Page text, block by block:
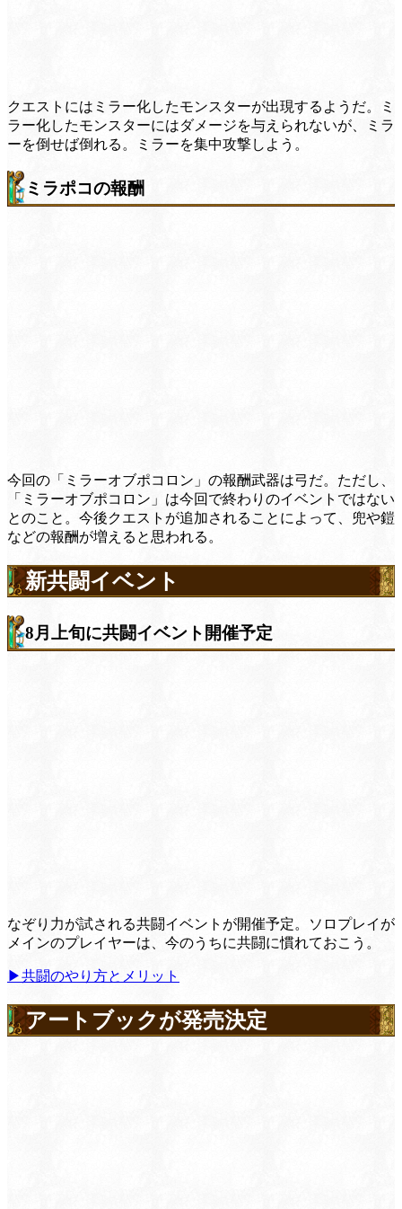
クエストにはミラー化したモンスターが出現するようだ。ミ
ラー化したモンスターにはダメージを与えられないが、ミラ
ーを倒せば倒れる。ミラーを集中攻撃しよう。
ミラポコの報酬
今回の「ミラーオブポコロン」の報酬武器は弓だ。ただし、
「ミラーオブポコロン」は今回で終わりのイベントではない
とのこと。今後クエストが追加されることによって、兜や鎧
などの報酬が増えると思われる。
新共闘イベント
8月上旬に共闘イベント開催予定
なぞり力が試される共闘イベントが開催予定。ソロプレイが
メインのプレイヤーは、今のうちに共闘に慣れておこう。
▶共闘のやり方とメリット
アートブックが発売決定